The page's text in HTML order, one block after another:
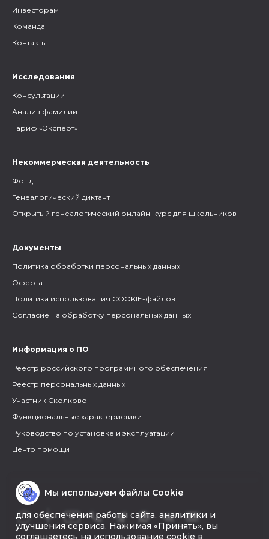
Инвесторам
Команда
Контакты
Исследования
Консультации
Анализ фамилии
Тариф «Эксперт»
Некоммерческая деятельность
Фонд
Генеалогический диктант
Открытый генеалогический онлайн-курс для школьников
Документы
Политика обработки персональных данных
Оферта
Политика использования COOKIE-файлов
Согласие на обработку персональных данных
Информация о ПО
Реестр российского программного обеспечения
Реестр персональных данных
Участник Сколково
Функциональные характеристики
Руководство по установке и эксплуатации
Центр помощи
Мы используем файлы Cookie
для обеспечения работы сайта, аналитики и
улучшения сервиса. Нажимая «Принять», вы
соглашаетесь на использование cookie в